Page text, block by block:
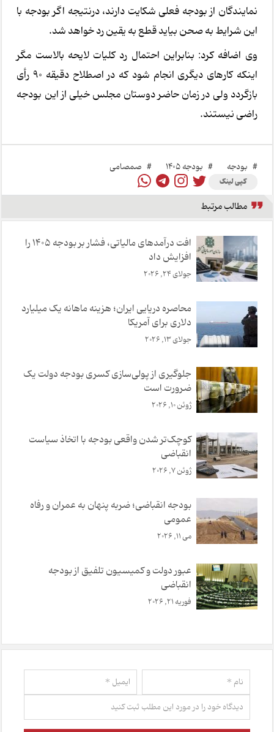
نمایندگان از بودجه فعلی شکایت دارند، درنتیجه اگر بودجه با
این شرایط به صحن بیاید قطع به یقین رد خواهد شد.
وی اضافه کرد: بنابراین احتمال رد کلیات لایحه بالاست مگر
اینکه کارهای دیگری انجام شود که در اصطلاح دقیقه 90 رأی
بازگردد ولی در زمان حاضر دوستان مجلس خیلی از این بودجه
راضی نیستند.
# بودجه # بودجه 1405 # صمصامی
کپی لینک
مطالب مرتبط
افت درآمدهای مالیاتی، فشار بر بودجه ۱۴۰۵ را
افزایش داد
جولای 24, 2026
محاصره دریایی ایران؛ هزینه ماهانه یک میلیارد
دلاری برای آمریکا
جولای 13, 2026
جلوگیری از پولی‌سازی کسری بودجه دولت یک
ضرورت است
ژوئن 10, 2026
کوچک‌تر شدن واقعی بودجه با اتخاذ سیاست
انقباضی
ژوئن 7, 2026
بودجه انقباضی؛ ضربه پنهان به عمران و رفاه
عمومی
می 11, 2026
عبور دولت و کمیسیون تلفیق از بودجه
انقباضی
فوریه 21, 2026